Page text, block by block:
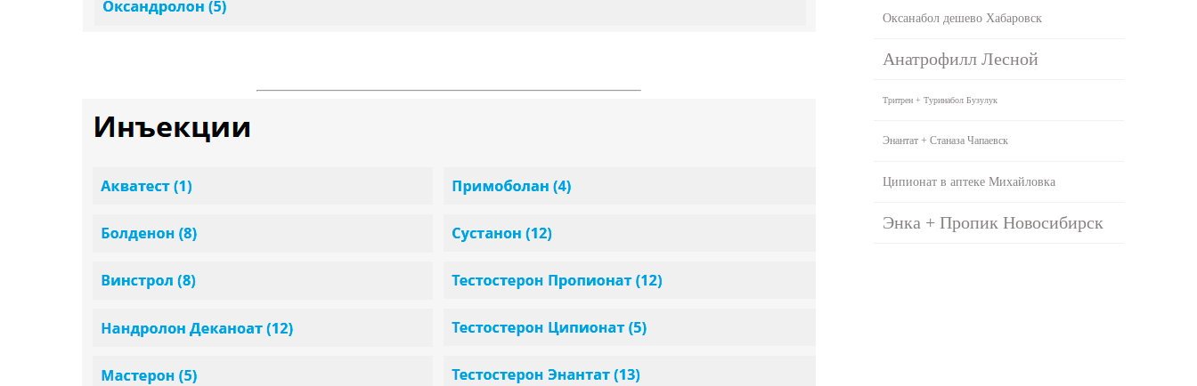
Оксанабол дешево Хабаровск
Анатрофилл Лесной
Тритрен + Туринабол Бузулук
Энантат + Станаза Чапаевск
Ципионат в аптеке Михайловка
Энка + Пропик Новосибирск